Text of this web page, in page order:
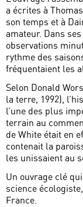
a écrites à
son temps et à
amateur. Dans
observations
rythme des
fréquentaient les
Selon Donald
la terre, 1992),
l’une des plus
terrain au
de White était en
contenait la
les unissaient au
Un ouvrage clé
science
France.